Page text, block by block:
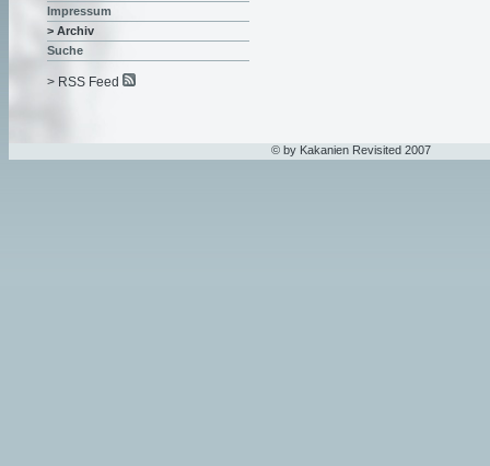
Impressum
> Archiv
Suche
> RSS Feed
© by Kakanien Revisited 2007